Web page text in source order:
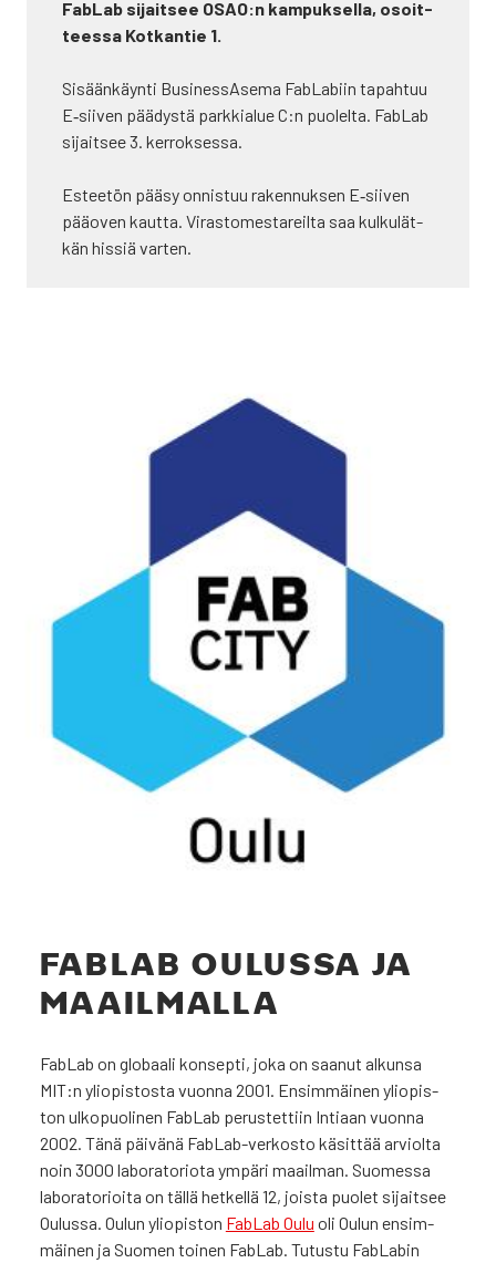
FabLab sijait­see OSAO:n kam­puk­sel­la, osoit­
tees­sa Kot­kan­tie 1.
Sisään­käyn­ti Business­Asema FabLa­biin tapah­tuu
E‑siiven pää­dys­tä park­kia­lue C:n puo­lel­ta. FabLab
sijait­see 3. ker­rok­ses­sa.
Estee­tön pää­sy onnis­tuu raken­nuk­sen E‑siiven
pää­oven kaut­ta. Viras­to­mes­ta­reil­ta saa kul­ku­lät­
kän his­siä var­ten.
FABLAB OULUS­SA JA
MAA­IL­MAL­LA
FabLab on glo­baa­li kon­sep­ti, joka on saa­nut alkun­sa
MIT:n yli­opis­tos­ta vuon­na 2001. Ensim­mäi­nen yli­opis­
ton ulko­puo­li­nen FabLab perus­tet­tiin Inti­aan vuon­na
2002. Tänä päi­vä­nä FabLab-ver­kos­to käsit­tää arviol­ta
noin 3000 labo­ra­to­rio­ta ympä­ri maa­il­man. Suo­mes­sa
labo­ra­to­rioi­ta on täl­lä het­kel­lä 12, jois­ta puo­let sijait­see
Oulus­sa. Oulun yli­opis­ton FabLab Oulu oli Oulun ensim­
mäi­nen ja Suo­men toi­nen FabLab. Tutus­tu FabLa­bin